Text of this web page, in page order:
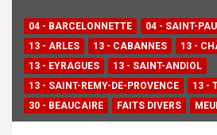
04 - BARCELONNETTE
04 - SAINT-
13 - ARLES
13 - CABANNES
13 -
13 - EYRAGUES
13 - SAINT-ANDIOL
13 - SAINT-REMY-DE-PROVENCE
13 -
30 - BEAUCAIRE
FAITS DIVERS